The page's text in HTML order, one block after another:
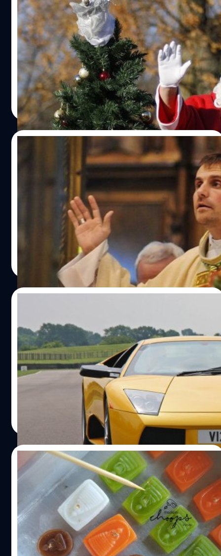
บิชอปอิตาลีออกโรงขอโทษผู้ปกครอง หลัง
กล่าวกับเด็ก ๆ ว่า ‘ซานตาคลอสไม่มีอยู่จริง !’
'อันโตนีโอ สตากีอาโน' (Antonio Staglianò) บิชอปแห่ง
สังฆมณฑลนิกายโรมันคาธอลิกแคว้นซิซิลี (Sicily) ประเทศ
อิตาลี ออกมาขอโทษต่อผู้ปกครองของเด็ก ๆ และประชาชน
หลังจากที่ตนได้กล่าวแสดงความคิดเห็นกับเด็ก ๆ ว่า
ซานตาคลอสที่เด็ก ๆ ทั่วโลกต่างรับรู้ว่าเป็นชายชราใส่ชุดสี
แดง ที่มีหน้าที่มอบของขวัญแก่เด็ก ๆ ในวันคริสต์มาสนั้นไม่มี
อยู่จริง และเป็นเพียงภาพลักษณ์ของบริโภคนิยม
ประภาส อยู่เย็น| 1696 days ago
Read More
บิชอปคาทอลิกสเปน ลาออกจากตำแหน่ง
เพราะอยากแต่งงานกับนักเขียนนิยายอีโรติก
แนวซาตาน!
เมื่อวันจันทร์ที่ 6 กันยายนที่ผ่านมา หลังจากที่ 'เซเวียร์ โนเวลล์'
(Xavier Novell) บิชอปสายอนุรักษ์นิยม วัย 52 ปี ผู้มีชื่อเสียง
ของนิกายคาทอลิกในประเทศสเปนกำลังจะแต่งงานกับนัก
เขียนสาวหม้ายผู้เป็นนักเขียนเจ้าของหนังสือนิยายอีโรติกแนว
ซาตาน หลังจากที่เขาได้ลาออกจากตำแหน่งบิชอปไปเมื่อ
เดือนที่แล้ว
ประภาส อยู่เย็น| 1788 days ago
ชายหนุ่มอยากได้ลัมโบกินีเซอร์ไพรส์แฟน เลย
ยอมอดอาหารอธิษฐานต่อพระเจ้า 40 วัน!
'มาร์ก มูราดซีรา' (Mark Muradzira) ชายวัย 27 ปี หัวหน้ากลุ่ม
ศูนย์เยาวชนของโบสถ์ 'ไรเซน เซนส์' (Risen Saints) ณ เมือง
บินดูรา ประเทศซิมบับเว ถูกพบในสภาพปางตายเมื่อวันที่ 21
พฤษภาคมที่ผ่านมา หลังจากที่เขาตัดสินใจอดอาหารโดยไม่
กินอะไรเลย ดื่มแต่น้ำอย่างเดียวมาอย่างยาวนานถึง 33 วัน
รวด มาร์กเองเป็นคนที่มีความเชื่อมั่นในศาสนาและพระเจ้า
อย่างแรงกล้า ได้กระทำการเพื่อพิสูจน์ความศรัทธาที่เขามีต่อ
พระเจ้าแบบสุดโต่งด้วยการอดอาหาร เพื่อหวังว่าพระเจ้าที่
เห็นความศรัทธาและความตั้งใจของเขา จะช่วยให้เขาได้ในสิ่ง
ที่เขาปรารถนามากที่สุดนั่นก็คือ รถสปอร์ตลัมโบกินี และเมื่อ
หวังของใหญ่ขนาดนี้ เขาเลยตั้งใจว่า จะอดอาหารเป็นเวลา 40
วัน 40 คืน โดยที่ก็ไม่ได้มีในบัญญัติหรือหลักการของศาสนา
เสียด้วย สิ่งที่เขาอยากทำล้วนแล้วแต่เป็นความต้องการของ
เขา และความอยากได้ลัมโบฯ เอาไปเซอร์ไพรส์แฟนสาวก็
เพียงเท่านั้นเอง และเพื่อให้การอดอาหารเป็นไปอย่างได้ผล
เขาจึงทำการปลีกวิเวก ออกไปอยู่อาศัย ณ พื้นที่ภูเขาที่ห่าง
ไกล เพื่อหวังว่าจะหลบเลี่ยงอาหาร ผู้คน หรือสิ่งต่าง ๆ ที่จะยั่ว
| 1891 days ago
29/04/2021
สร้างสรรค์หรือลบหลู่? ‘อาลัวพระเครื่อง’ เมื่อ
สำนักพุทธมองศาสนาเป็นเรื่อง ‘ห้ามแตะต้อง’
หลังจากที่เมื่อวานนี้ (28 เมษายน) เกิดกระแสฮือฮาบนโลกโซ
เชียลถึงร้านขนมไทยชื่อ ‘มาดามชุบ’ ในจังหวัดสมุทรสงคราม
ได้ทำขนม “อาลัวพระเครื่อง” โดยจัดทำขนมอาลัวเป็นรูปพระ
เครื่องหลากหลายรูปแบบและสีสัน เมื่อเปิดขายในโลกออนไลน์